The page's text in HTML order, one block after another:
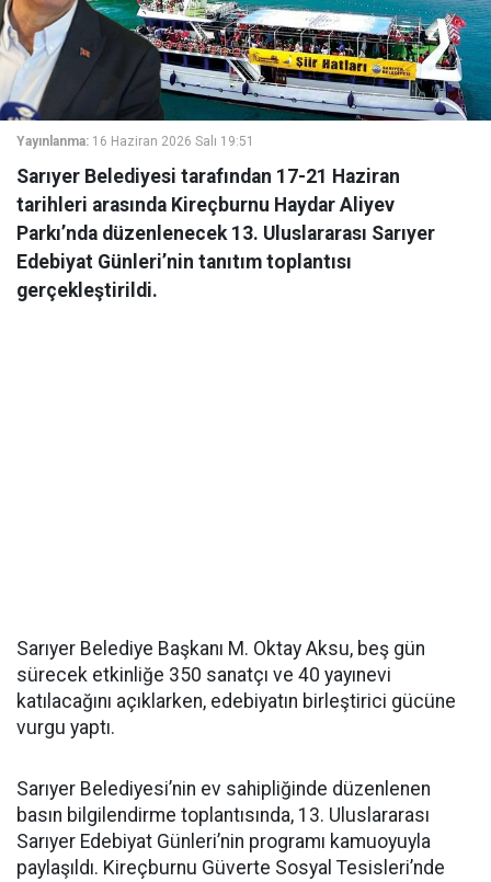
Yayınlanma: 16 Haziran 2026 Salı 19:51
Sarıyer Belediyesi tarafından 17-21 Haziran
tarihleri arasında Kireçburnu Haydar Aliyev
Parkı’nda düzenlenecek 13. Uluslararası Sarıyer
Edebiyat Günleri’nin tanıtım toplantısı
gerçekleştirildi.
Sarıyer Belediye Başkanı M. Oktay Aksu, beş gün
sürecek etkinliğe 350 sanatçı ve 40 yayınevi
katılacağını açıklarken, edebiyatın birleştirici gücüne
vurgu yaptı.
Sarıyer Belediyesi’nin ev sahipliğinde düzenlenen
basın bilgilendirme toplantısında, 13. Uluslararası
Sarıyer Edebiyat Günleri’nin programı kamuoyuyla
paylaşıldı. Kireçburnu Güverte Sosyal Tesisleri’nde